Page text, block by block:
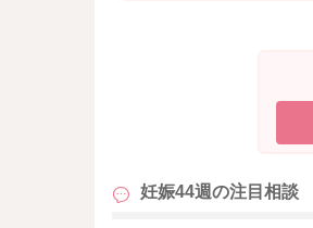
妊娠44週の注目相談